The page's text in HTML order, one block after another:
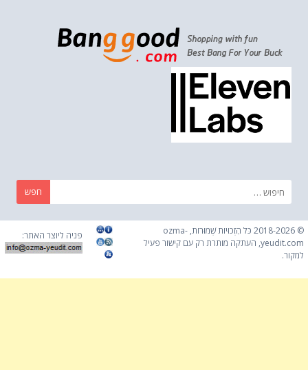
חפש:
© 2018-2026 כֹּל הַזְכוּיוֹת שְׁמוּרוֹת, ozma-
yeudit.com, העתקה מותרת רק עם קישור פעיל
למקור.
פניה ליוצר האתר: